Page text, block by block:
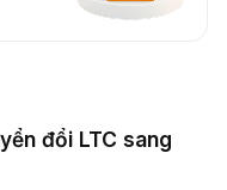
đổi LTC sang